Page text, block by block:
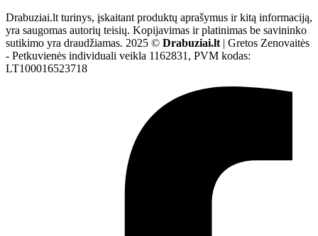
Drabuziai.lt turinys, įskaitant produktų aprašymus ir kitą informaciją,
yra saugomas autorių teisių. Kopijavimas ir platinimas be savininko
sutikimo yra draudžiamas. 2025 © Drabuziai.lt | Gretos Zenovaitės
- Petkuvienės individuali veikla 1162831, PVM kodas:
LT100016523718